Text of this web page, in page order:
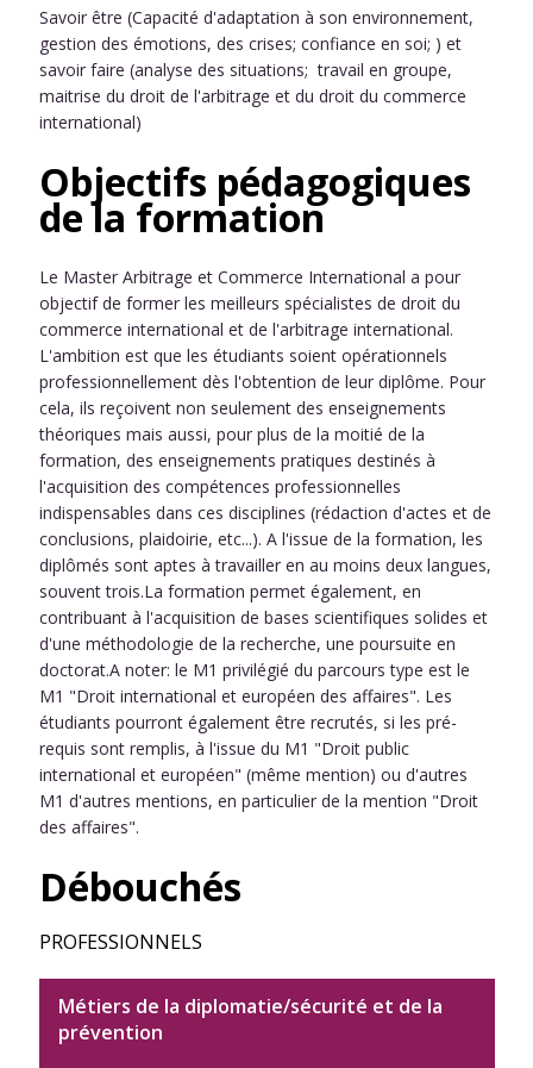
Savoir être (Capacité d'adaptation à son environnement,
gestion des émotions, des crises; confiance en soi; ) et
savoir faire (analyse des situations; travail en groupe,
maitrise du droit de l'arbitrage et du droit du commerce
international)
Objectifs pédagogiques
de la formation
Le Master Arbitrage et Commerce International a pour
objectif de former les meilleurs spécialistes de droit du
commerce international et de l'arbitrage international.
L'ambition est que les étudiants soient opérationnels
professionnellement dès l'obtention de leur diplôme. Pour
cela, ils reçoivent non seulement des enseignements
théoriques mais aussi, pour plus de la moitié de la
formation, des enseignements pratiques destinés à
l'acquisition des compétences professionnelles
indispensables dans ces disciplines (rédaction d'actes et de
conclusions, plaidoirie, etc...). A l'issue de la formation, les
diplômés sont aptes à travailler en au moins deux langues,
souvent trois.La formation permet également, en
contribuant à l'acquisition de bases scientifiques solides et
d'une méthodologie de la recherche, une poursuite en
doctorat.A noter: le M1 privilégié du parcours type est le
M1 "Droit international et européen des affaires". Les
étudiants pourront également être recrutés, si les pré-
requis sont remplis, à l'issue du M1 "Droit public
international et européen" (même mention) ou d'autres
M1 d'autres mentions, en particulier de la mention "Droit
des affaires".
Débouchés
PROFESSIONNELS
Métiers de la diplomatie/sécurité et de la
prévention